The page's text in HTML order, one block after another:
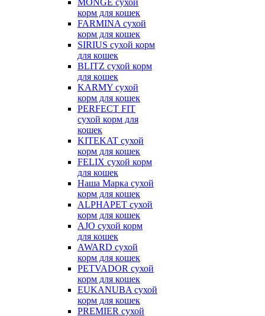
MONGE сухой
корм для кошек
FARMINA сухой
корм для кошек
SIRIUS сухой корм
для кошек
BLITZ сухой корм
для кошек
KARMY сухой
корм для кошек
PERFECT FIT
сухой корм для
кошек
KITEKAT сухой
корм для кошек
FELIX сухой корм
для кошек
Наша Марка сухой
корм для кошек
ALPHAPET сухой
корм для кошек
AJO сухой корм
для кошек
AWARD сухой
корм для кошек
PETVADOR сухой
корм для кошек
EUKANUBA сухой
корм для кошек
PREMIER сухой